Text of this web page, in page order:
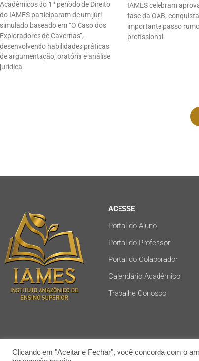
Acadêmicos do 1º período de Direito
do IAMES participaram de um júri
simulado baseado em “O Caso dos
Exploradores de Cavernas”,
desenvolvendo habilidades práticas
de argumentação, oratória e análise
jurídica.
IAMES celebram
fase da OAB,
importante passo
profissional.
ACESSE
Portal do Aluno
Portal do Professor
Portal do Colaborador
Calendário Acadêmico
Trabalhe Conosco
Clicando em "Aceitar e Fechar", você concorda com o